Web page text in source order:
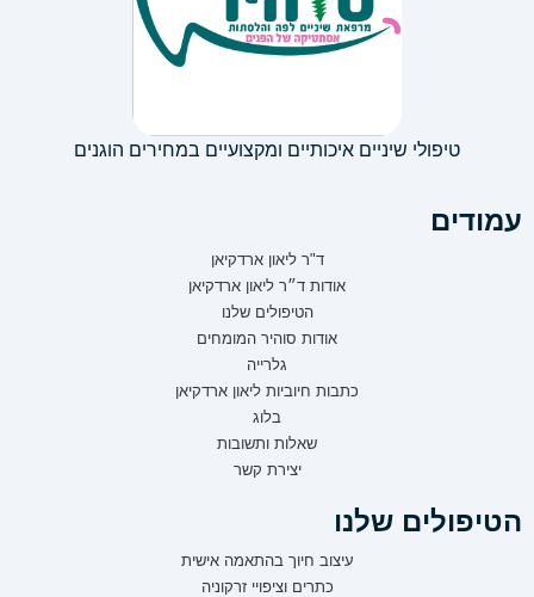
טיפולי שיניים איכותיים ומקצועיים במחירים הוגנים
עמודים
ד"ר ליאון ארדקיאן
אודות ד״ר ליאון ארדקיאן
הטיפולים שלנו
אודות סוהיר המומחים
גלרייה
כתבות חיוביות ליאון ארדקיאן
בלוג
שאלות ותשובות
יצירת קשר
הטיפולים שלנו
עיצוב חיוך בהתאמה אישית
כתרים וציפויי זרקוניה